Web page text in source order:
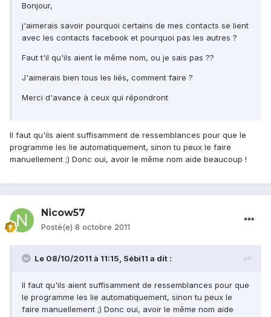
Bonjour,
j'aimerais savoir pourquoi certains de mes contacts se lient
avec les contacts facebook et pourquoi pas les autres ?
Faut t'il qu'ils aient le même nom, ou je sais pas ??
J'aimerais bien tous les liés, comment faire ?
Merci d'avance à ceux qui répondront
Il faut qu'ils aient suffisamment de ressemblances pour que le
programme les lie automatiquement, sinon tu peux le faire
manuellement ;) Donc oui, avoir le même nom aide beaucoup !
Nicow57
Posté(e) 8 octobre 2011
Le 08/10/2011 à 11:15, Sébi11 a dit :
Il faut qu'ils aient suffisamment de ressemblances pour que
le programme les lie automatiquement, sinon tu peux le
faire manuellement ;) Donc oui, avoir le même nom aide